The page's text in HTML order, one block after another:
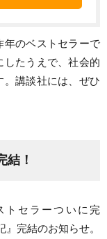
年のベストセラーで
したうえで、社会的
講談社には、ぜひ
結！
トセラーついに完
完結のお知らせ。